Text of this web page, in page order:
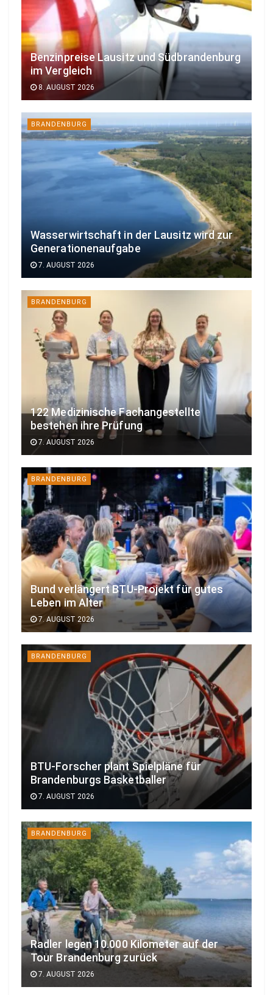
Benzinpreise Lausitz und Südbrandenburg
im Vergleich
8. AUGUST 2026
BRANDENBURG
Wasserwirtschaft in der Lausitz wird zur
Generationenaufgabe
7. AUGUST 2026
BRANDENBURG
122 Medizinische Fachangestellte
bestehen ihre Prüfung
7. AUGUST 2026
BRANDENBURG
Bund verlängert BTU-Projekt für gutes
Leben im Alter
7. AUGUST 2026
BRANDENBURG
BTU-Forscher plant Spielpläne für
Brandenburgs Basketballer
7. AUGUST 2026
BRANDENBURG
Radler legen 10.000 Kilometer auf der
Tour Brandenburg zurück
7. AUGUST 2026